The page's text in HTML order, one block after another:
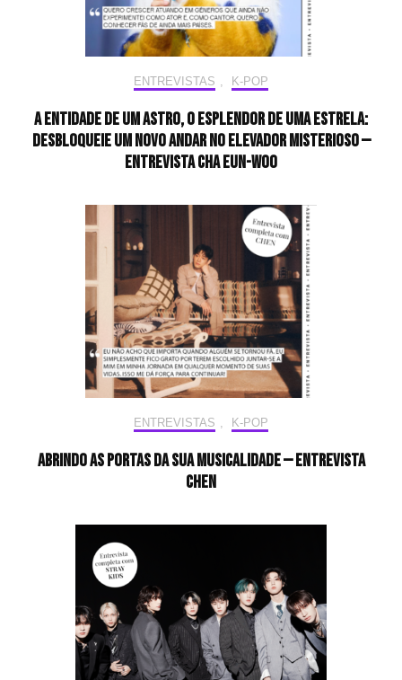
ENTREVISTAS K-POP
A entidade de um astro, o esplendor de uma estrela:
desbloqueie um novo andar no elevador misterioso —
Entrevista CHA EUN-WOO
ENTREVISTAS K-POP
Abrindo as portas da sua musicalidade — Entrevista
CHEN